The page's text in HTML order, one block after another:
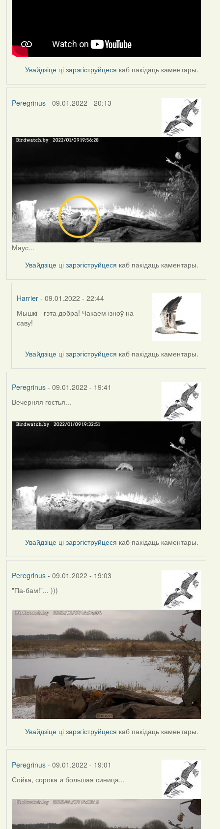
Увайдзіце цізарэгіструйцеся каб пакідаць каментары.
Peregrinus- 09.01.2022 - 20:13
Маус...
Увайдзіце цізарэгіструйцеся каб пакідаць каментары.
Harrier - 09.01.2022 - 22:44
In
reply
Peregrinus
Мышкі - гэта добра! Чакаем ізноў на
саву!
Увайдзіце цізарэгіструйцеся каб пакідаць каментары.
Peregrinus- 09.01.2022 - 19:41
Вечерняя гостья...
Увайдзіце цізарэгіструйцеся каб пакідаць каментары.
Peregrinus- 09.01.2022 - 19:03
"Па-бам!"... )))
Увайдзіце цізарэгіструйцеся каб пакідаць каментары.
Peregrinus- 09.01.2022 - 19:01
Сойка, сорока и большая синица...